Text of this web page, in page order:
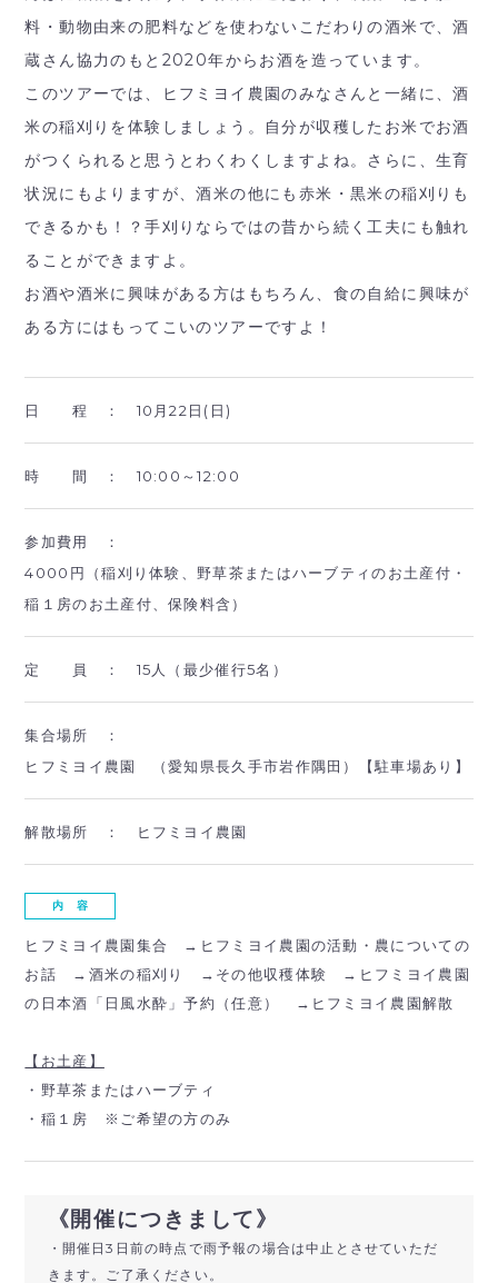
料・動物由来の肥料などを使わないこだわりの酒米で、酒
蔵さん協力のもと2020年からお酒を造っています。
このツアーでは、ヒフミヨイ農園のみなさんと一緒に、酒
米の稲刈りを体験しましょう。自分が収穫したお米でお酒
がつくられると思うとわくわくしますよね。さらに、生育
状況にもよりますが、酒米の他にも赤米・黒米の稲刈りも
できるかも！？手刈りならではの昔から続く工夫にも触れ
ることができますよ。
お酒や酒米に興味がある方はもちろん、食の自給に興味が
ある方にはもってこいのツアーですよ！
日 程 ： 10月22日(日)
時 間 ： 10:00～12:00
参加費用 ：
4000円（稲刈り体験、野草茶またはハーブティのお土産付・
稲１房のお土産付、保険料含）
定 員 ： 15人（最少催行5名）
集合場所 ：
ヒフミヨイ農園 （愛知県長久手市岩作隅田）【駐車場あり】
解散場所 ： ヒフミヨイ農園
内 容
ヒフミヨイ農園集合 →ヒフミヨイ農園の活動・農についての
お話 →酒米の稲刈り →その他収穫体験 →ヒフミヨイ農園
の日本酒「日風水酔」予約（任意） →ヒフミヨイ農園解散
【お土産】
・野草茶またはハーブティ
・稲１房 ※ご希望の方のみ
《開催につきまして》
・開催日3日前の時点で雨予報の場合は中止とさせていただ
きます。ご了承ください。